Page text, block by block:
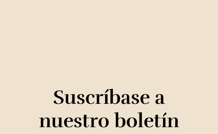
Suscríbase a
nuestro boletín